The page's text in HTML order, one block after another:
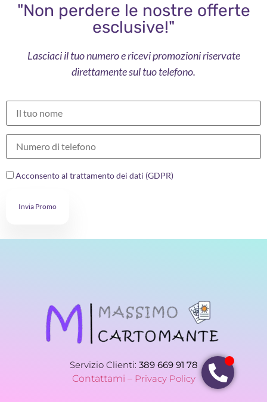
"Non perdere le nostre offerte
esclusive!"
Lasciaci il tuo numero e ricevi promozioni riservate
direttamente sul tuo telefono.
Acconsento al trattamento dei dati (GDPR)
Invia Promo
Servizio Clienti: 389 669 91 78
Contattami – Privacy Policy